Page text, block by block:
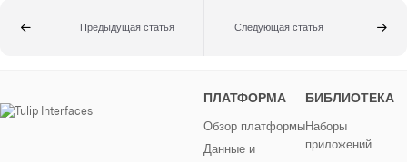
Предыдущая статья Следующая статья
ПЛАТФОРМА
Обзор платформы
Данные и
БИБЛИОТЕКА
Наборы
приложений